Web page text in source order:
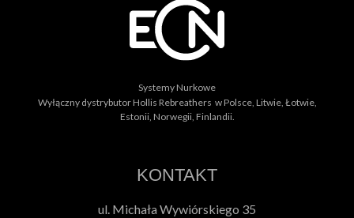
Systemy Nurkowe
Wyłączny dystrybutor Hollis Rebreathers w Polsce, Litwie, Łotwie,
Estonii, Norwegii, Finlandii.
KONTAKT
ul. Michała Wywiórskiego 35